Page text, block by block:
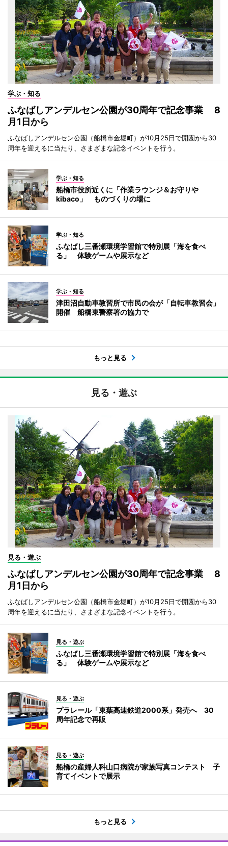
学ぶ・知る
ふなばしアンデルセン公園が30周年で記念事業 8
月1日から
ふなばしアンデルセン公園（船橋市金堀町）が10月25日で開園から30
周年を迎えるに当たり、さまざまな記念イベントを行う。
学ぶ・知る
船橋市役所近くに「作業ラウンジ＆お守りや
kibaco」 ものづくりの場に
学ぶ・知る
ふなばし三番瀬環境学習館で特別展「海を食べ
る」 体験ゲームや展示など
学ぶ・知る
津田沼自動車教習所で市民の会が「自転車教習会」
開催 船橋東警察署の協力で
もっと見る
見る・遊ぶ
見る・遊ぶ
ふなばしアンデルセン公園が30周年で記念事業 8
月1日から
ふなばしアンデルセン公園（船橋市金堀町）が10月25日で開園から30
周年を迎えるに当たり、さまざまな記念イベントを行う。
見る・遊ぶ
ふなばし三番瀬環境学習館で特別展「海を食べ
る」 体験ゲームや展示など
見る・遊ぶ
プラレール「東葉高速鉄道2000系」発売へ 30
周年記念で再販
見る・遊ぶ
船橋の産婦人科山口病院が家族写真コンテスト 子
育てイベントで展示
もっと見る